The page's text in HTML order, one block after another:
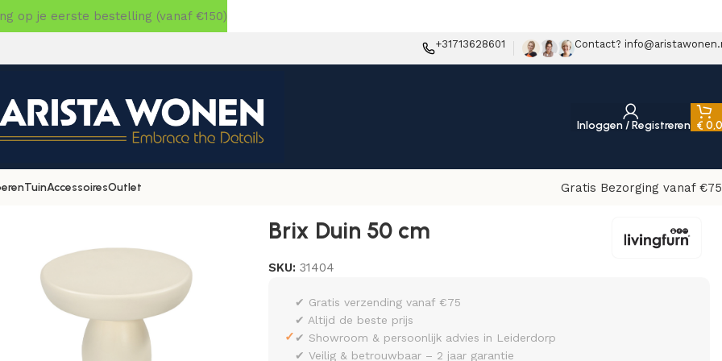
+31713628601 Contact?
Inloggen / Registreren €
TuinAccessoiresOutlet
Gratis Bezorging vanaf
Brix Duin 50 cm
SKU:31404
✓
✔ Gratis verzending vanaf €75
✔ Altijd de beste prijs
✔ Showroom & persoonlijk advies in Leiderdorp
✔ Veilig & betrouwbaar – 2 jaar garantie
op je eerste bestelling (vanaf €150)